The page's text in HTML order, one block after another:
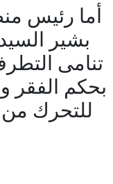
أما رئيس
بشير
تنامى
بحكم الفقر
للتحرك